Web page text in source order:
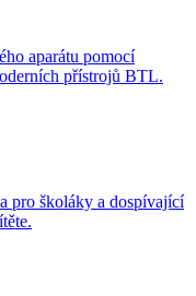
aparátu pomocí
přístrojů BTL.
pro školáky a dospívající